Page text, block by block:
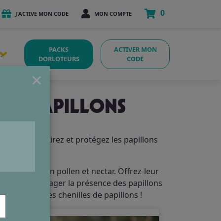
J'ACTIVE MON CODE MON COMPTE 0
PACKS
DORLOTEURS
ACTIVER MON
CODE
PAPILLONS
jardin : attirez et protégez les papillons
riches en pollen et nectar. Offrez-leur
et encourager la présence des papillons
hôtes pour les chenilles de papillons !
×